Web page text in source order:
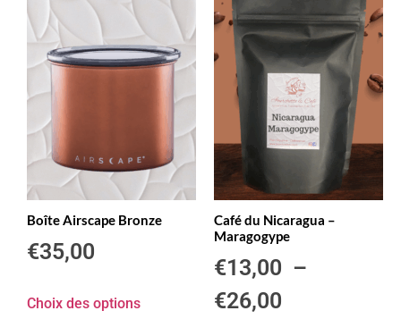
Boîte Airscape Bronze
€35,00
Choix des options
Café du Nicaragua –
Maragogype
€13,00 –
€26,00